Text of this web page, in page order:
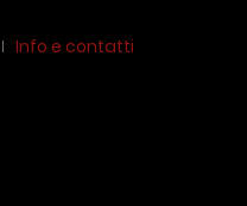
Info e contatti